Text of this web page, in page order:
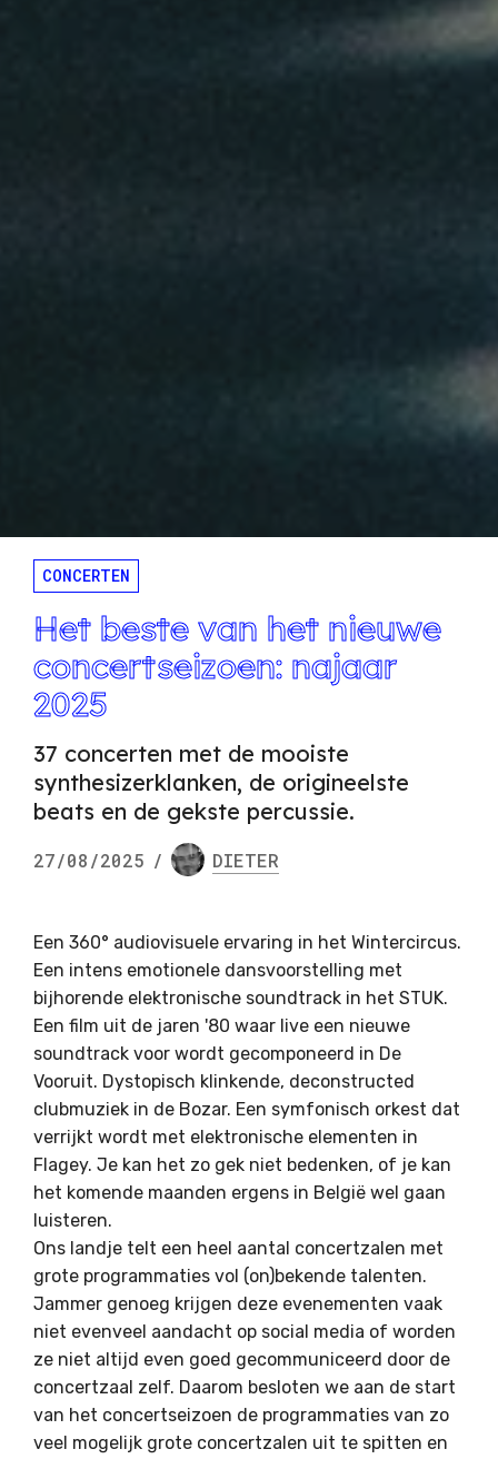
CONCERTEN
Het beste van het nieuwe
concertseizoen: najaar
2025
37 concerten met de mooiste
synthesizerklanken, de origineelste
beats en de gekste percussie.
27/08/2025 / DIETER
Een 360° audiovisuele ervaring in het Wintercircus.
Een intens emotionele dansvoorstelling met
bijhorende elektronische soundtrack in het STUK.
Een film uit de jaren '80 waar live een nieuwe
soundtrack voor wordt gecomponeerd in De
Vooruit. Dystopisch klinkende, deconstructed
clubmuziek in de Bozar. Een symfonisch orkest dat
verrijkt wordt met elektronische elementen in
Flagey. Je kan het zo gek niet bedenken, of je kan
het komende maanden ergens in België wel gaan
luisteren.
Ons landje telt een heel aantal concertzalen met
grote programmaties vol (on)bekende talenten.
Jammer genoeg krijgen deze evenementen vaak
niet evenveel aandacht op social media of worden
ze niet altijd even goed gecommuniceerd door de
concertzaal zelf. Daarom besloten we aan de start
van het concertseizoen de programmaties van zo
veel mogelijk grote concertzalen uit te spitten en